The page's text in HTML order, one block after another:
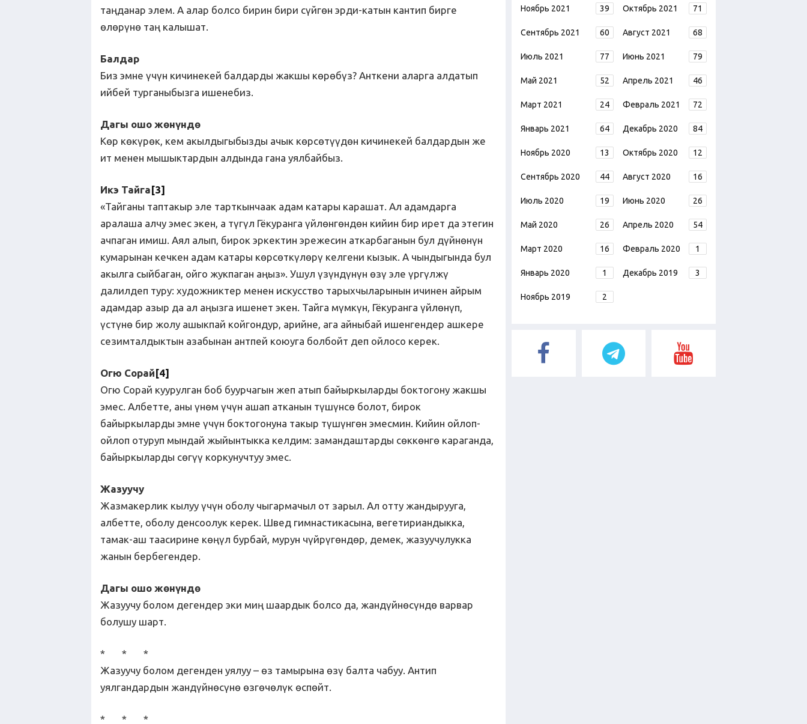
таңданар элем. А алар болсо бирин бири сүйгөн эрди-катын кантип бирге
өлөрүнө таң калышат.
Балдар
Биз эмне үчүн кичинекей балдарды жакшы көрөбүз? Анткени аларга алдатып
ийбей турганыбызга ишенебиз.
Дагы ошо жөнүндө
Көр көкүрөк, кем акылдыгыбызды ачык көрсөтүүдөн кичинекей балдардын же
ит менен мышыктардын алдында гана уялбайбыз.
Икэ Тайга[3]
«Тайганы таптакыр эле тарткынчаак адам катары карашат. Ал адамдарга
аралаша алчу эмес экен, а түгүл Гёкуранга үйлөнгөндөн кийин бир ирет да этегин
ачпаган имиш. Аял алып, бирок эркектин эрежесин аткарбаганын бул дүйнөнүн
кумарынан кечкен адам катары көрсөткүлөрү келгени кызык. А чындыгында бул
акылга сыйбаган, ойго жукпаган аңыз». Ушул үзүндүнүн өзү эле үргүлжү
далилдеп туру: художниктер менен искусство тарыхчыларынын ичинен айрым
адамдар азыр да ал аңызга ишенет экен. Тайга мүмкүн, Гёкуранга үйлөнүп,
үстүнө бир жолу ашыкпай койгондур, арийне, ага айныбай ишенгендер ашкере
сезимталдыктын азабынан антпей коюуга болбойт деп ойлосо керек.
Огю Сорай[4]
Огю Сорай куурулган боб буурчагын жеп атып байыркыларды боктогону жакшы
эмес. Албетте, аны үнөм үчүн ашап атканын түшүнсө болот, бирок
байыркыларды эмне үчүн боктогонуна такыр түшүнгөн эмесмин. Кийин ойлоп-
ойлоп отуруп мындай жыйынтыкка келдим: замандаштарды сөккөнгө караганда,
байыркыларды сөгүү коркунучтуу эмес.
Жазуучу
Жазмакерлик кылуу үчүн оболу чыгармачыл от зарыл. Ал отту жандырууга,
албетте, оболу денсоолук керек. Швед гимнастикасына, вегетириандыкка,
тамак-аш таасирине көңүл бурбай, мурун чүйрүгөндөр, демек, жазуучулукка
жанын бербегендер.
Дагы ошо жөнүндө
Жазуучу болом дегендер эки миң шаардык болсо да, жандүйнөсүндө варвар
болушу шарт.
* * *
Жазуучу болом дегенден уялуу – өз тамырына өзү балта чабуу. Антип
уялгандардын жандүйнөсүнө өзгөчөлүк өспөйт.
* * *
Ноябрь 2021 39 Октябрь 2021 71
Сентябрь 2021 60 Август 2021 68
Июль 2021 77 Июнь 2021 79
Май 2021 52 Апрель 2021 46
Март 2021 24 Февраль 2021 72
Январь 2021 64 Декабрь 2020 84
Ноябрь 2020 13 Октябрь 2020 12
Сентябрь 2020 44 Август 2020 16
Июль 2020 19 Июнь 2020 26
Май 2020 26 Апрель 2020 54
Март 2020 16 Февраль 2020 1
Январь 2020 1 Декабрь 2019 3
Ноябрь 2019 2